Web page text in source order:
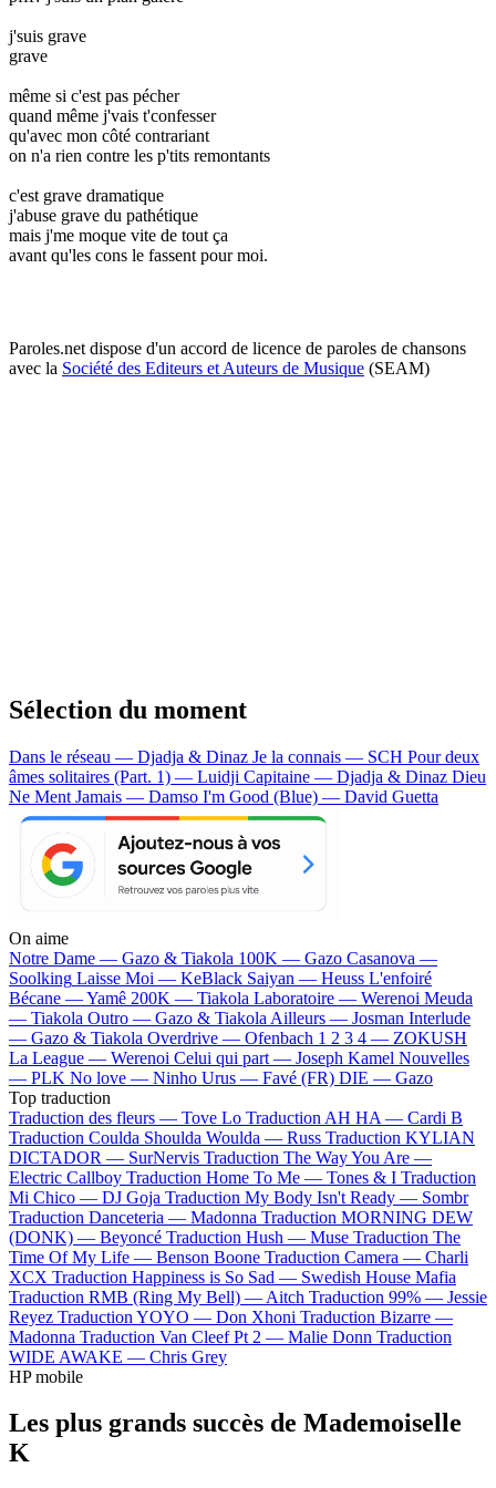
j'suis grave
grave
même si c'est pas pécher
quand même j'vais t'confesser
qu'avec mon côté contrariant
on n'a rien contre les p'tits remontants
c'est grave dramatique
j'abuse grave du pathétique
mais j'me moque vite de tout ça
avant qu'les cons le fassent pour moi.
Paroles.net dispose d'un accord de licence de paroles de chansons
avec la Société des Editeurs et Auteurs de Musique (SEAM)
Sélection du moment
Dans le réseau — Djadja & Dinaz Je la connais — SCH Pour deux
âmes solitaires (Part. 1) — Luidji Capitaine — Djadja & Dinaz Dieu
Ne Ment Jamais — Damso I'm Good (Blue) — David Guetta
On aime
Notre Dame — Gazo & Tiakola 100K — Gazo Casanova —
Soolking Laisse Moi — KeBlack Saiyan — Heuss L'enfoiré
Bécane —Yamê 200K — Tiakola Laboratoire — Werenoi Meuda
— Tiakola Outro — Gazo & Tiakola Ailleurs — Josman Interlude
— Gazo & Tiakola Overdrive — Ofenbach 1 2 3 4 — ZOKUSH
La League — Werenoi Celui qui part — Joseph Kamel Nouvelles
— PLK No love — Ninho Urus — Favé (FR) DIE — Gazo
Top traduction
Traduction des fleurs — Tove Lo Traduction AH HA — Cardi B
Traduction Coulda Shoulda Woulda — Russ Traduction KYLIAN
DICTADOR — SurNervis Traduction The Way You Are —
Electric Callboy Traduction Home To Me — Tones & I Traduction
Mi Chico — DJ Goja Traduction My Body Isn't Ready — Sombr
Traduction Danceteria — Madonna Traduction MORNING DEW
(DONK) — Beyoncé Traduction Hush — Muse Traduction The
Time Of My Life — Benson Boone Traduction Camera — Charli
XCX Traduction Happiness is So Sad — Swedish House Mafia
Traduction RMB (Ring My Bell) — Aitch Traduction 99% — Jessie
Reyez Traduction YOYO — Don Xhoni Traduction Bizarre —
Madonna Traduction Van Cleef Pt 2 — Malie Donn Traduction
WIDE AWAKE — Chris Grey
HP mobile
Les plus grands succès de Mademoiselle
K